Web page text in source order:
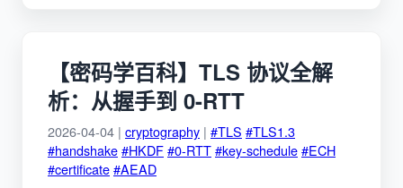
【密码学百科】TLS 协议全解
析：从握手到 0-RTT
2026-04-04 | cryptography | #TLS #TLS1.3
#handshake#HKDF#0-RTT#key-schedule#ECH
#certificate#AEAD